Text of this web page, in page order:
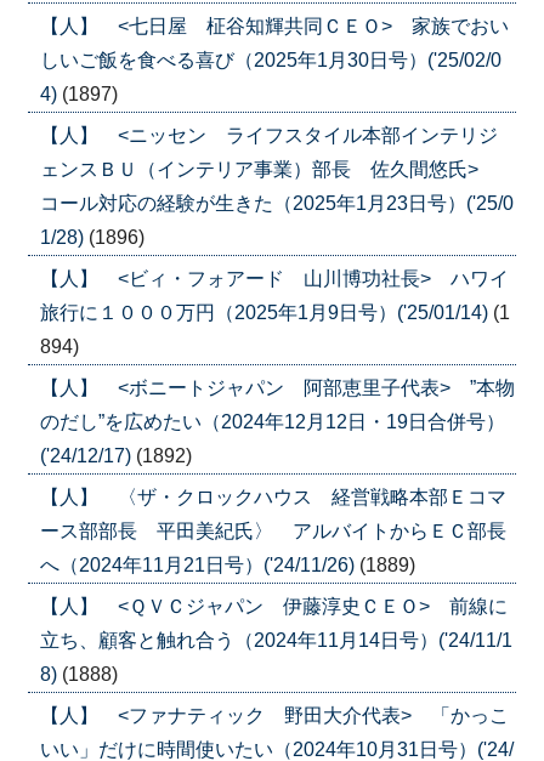
【人】 <七日屋 柾谷知輝共同ＣＥＯ> 家族でおい
しいご飯を食べる喜び（2025年1月30日号）('25/02/0
4) (1897)
【人】 <ニッセン ライフスタイル本部インテリジ
ェンスＢＵ（インテリア事業）部長 佐久間悠氏>
コール対応の経験が生きた（2025年1月23日号）('25/0
1/28) (1896)
【人】 <ビィ・フォアード 山川博功社長> ハワイ
旅行に１０００万円（2025年1月9日号）('25/01/14) (1
894)
【人】 <ボニートジャパン 阿部恵里子代表> ”本物
のだし”を広めたい（2024年12月12日・19日合併号）
('24/12/17) (1892)
【人】 〈ザ・クロックハウス 経営戦略本部Ｅコマ
ース部部長 平田美紀氏〉 アルバイトからＥＣ部長
へ（2024年11月21日号）('24/11/26) (1889)
【人】 <ＱＶＣジャパン 伊藤淳史ＣＥＯ> 前線に
立ち、顧客と触れ合う（2024年11月14日号）('24/11/1
8) (1888)
【人】 <ファナティック 野田大介代表> 「かっこ
いい」だけに時間使いたい（2024年10月31日号）('24/